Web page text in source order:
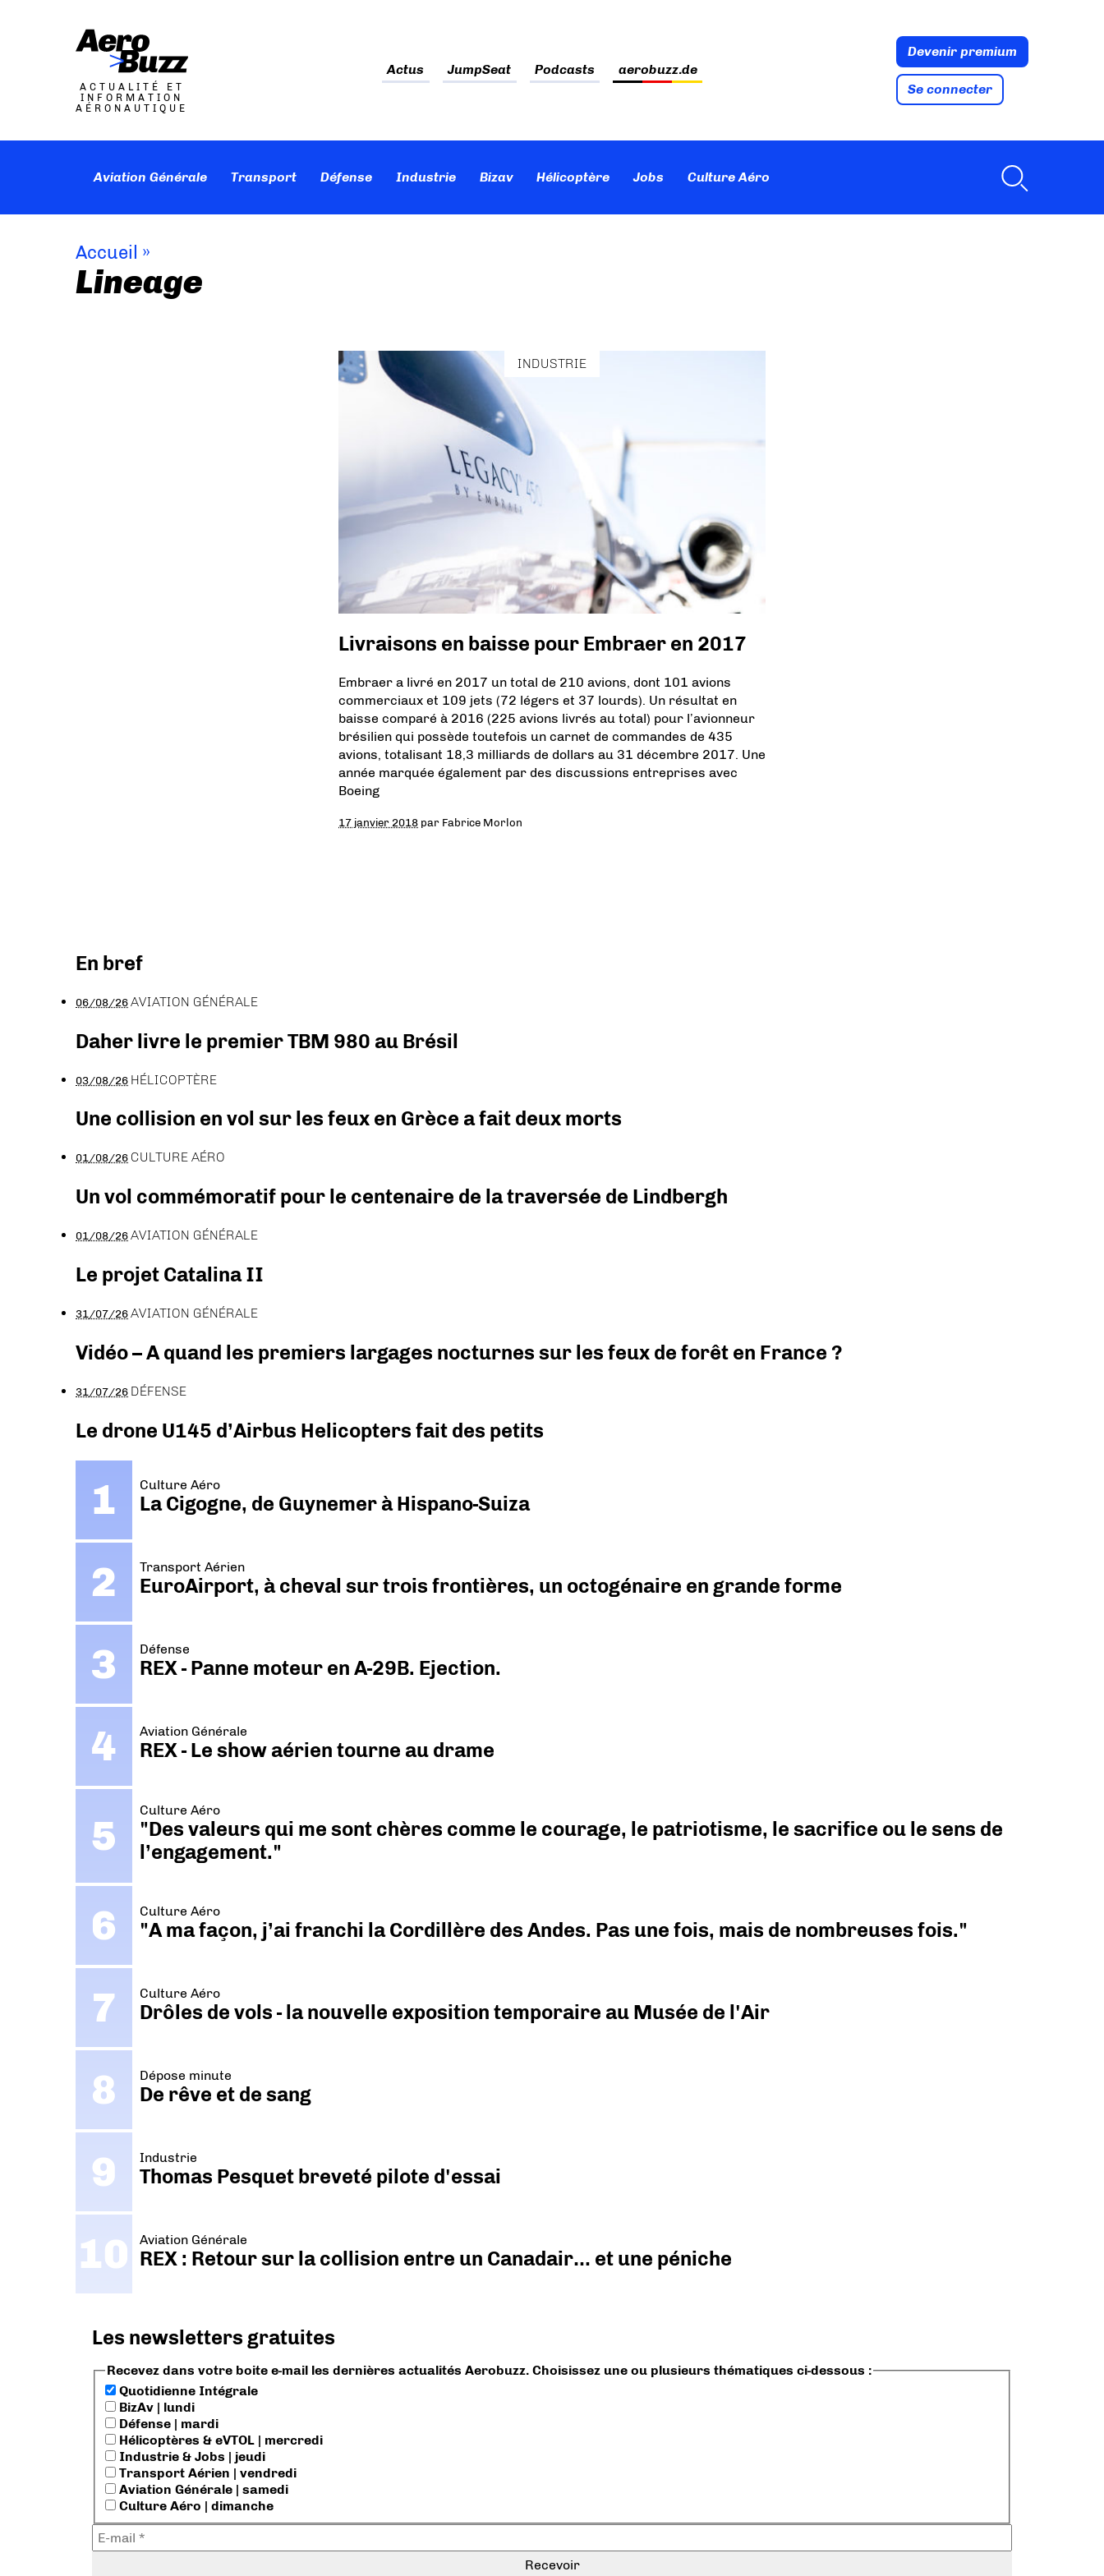
ACTUALITÉ ET
INFORMATION
AÉRONAUTIQUE
Actus JumpSeat Podcasts aerobuzz.de
Devenir premium
Se connecter
Aviation Générale Transport Défense Industrie Bizav Hélicoptère Jobs Culture Aéro
Accueil »
Lineage
INDUSTRIE
Livraisons en baisse pour Embraer en 2017
Embraer a livré en 2017 un total de 210 avions, dont 101 avions
commerciaux et 109 jets (72 légers et 37 lourds). Un résultat en
baisse comparé à 2016 (225 avions livrés au total) pour l’avionneur
brésilien qui possède toutefois un carnet de commandes de 435
avions, totalisant 18,3 milliards de dollars au 31 décembre 2017. Une
année marquée également par des discussions entreprises avec
Boeing
17 janvier 2018 par Fabrice Morlon
En bref
06/08/26AVIATION GÉNÉRALE
Daher livre le premier TBM 980 au Brésil
03/08/26 HÉLICOPTÈRE
Une collision en vol sur les feux en Grèce a fait deux morts
01/08/26 CULTURE AÉRO
Un vol commémoratif pour le centenaire de la traversée de Lindbergh
01/08/26AVIATION GÉNÉRALE
Le projet Catalina II
31/07/26AVIATION GÉNÉRALE
Vidéo – A quand les premiers largages nocturnes sur les feux de forêt en France ?
31/07/26 DÉFENSE
Le drone U145 d’Airbus Helicopters fait des petits
Culture Aéro
La Cigogne, de Guynemer à Hispano-Suiza
Transport Aérien
EuroAirport, à cheval sur trois frontières, un octogénaire en grande forme
Défense
REX - Panne moteur en A-29B. Ejection.
Aviation Générale
REX - Le show aérien tourne au drame
Culture Aéro
"Des valeurs qui me sont chères comme le courage, le patriotisme, le sacrifice ou le sens de
l’engagement."
Culture Aéro
"A ma façon, j’ai franchi la Cordillère des Andes. Pas une fois, mais de nombreuses fois."
Culture Aéro
Drôles de vols - la nouvelle exposition temporaire au Musée de l'Air
Dépose minute
De rêve et de sang
Industrie
Thomas Pesquet breveté pilote d'essai
Aviation Générale
REX : Retour sur la collision entre un Canadair… et une péniche
Les newsletters gratuites
Recevez dans votre boite e-mail les dernières actualités Aerobuzz. Choisissez une ou plusieurs thématiques ci-dessous :
Quotidienne Intégrale
BizAv | lundi
Défense | mardi
Hélicoptères & eVTOL | mercredi
Industrie & Jobs | jeudi
Transport Aérien | vendredi
Aviation Générale | samedi
Culture Aéro | dimanche